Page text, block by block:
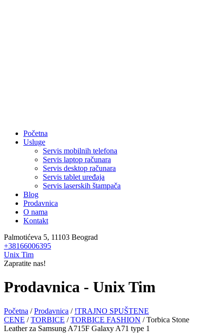
Početna
Usluge
Servis mobilnih telefona
Servis laptop računara
Servis desktop računara
Servis tablet uređaja
Servis laserskih štampača
Blog
Prodavnica
O nama
Kontakt
Palmotićeva 5, 11103 Beograd
+38166006395
Unix Tim
Zapratite nas!
Prodavnica - Unix Tim
Početna /Prodavnica / !TRAJNO SPUŠTENE
CENE /TORBICE /TORBICE FASHION / Torbica Stone
Leather za Samsung A715F Galaxy A71 type 1